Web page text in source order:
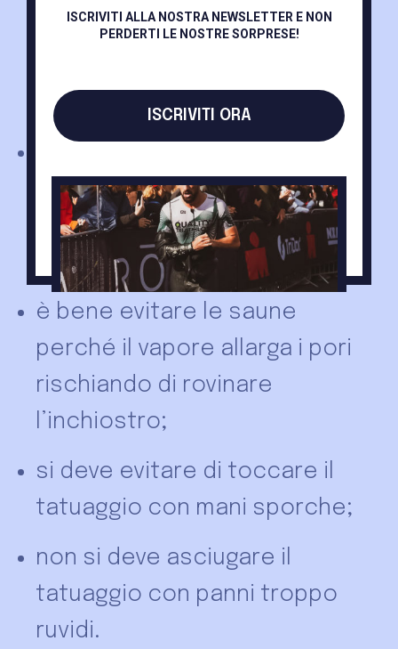
per non traumatizzare il
lesioni;
con acqua troppo calda
perché si rischia di irritare la
zona;
è bene evitare le saune
perché il vapore allarga i pori
rischiando di rovinare
l’inchiostro;
si deve evitare di toccare il
tatuaggio con mani sporche;
non si deve asciugare il
tatuaggio con panni troppo
ruvidi.
ISCRIVITI ALLA NOSTRA NEWSLETTER E NON
PERDERTI LE NOSTRE SORPRESE!
ISCRIVITI ORA